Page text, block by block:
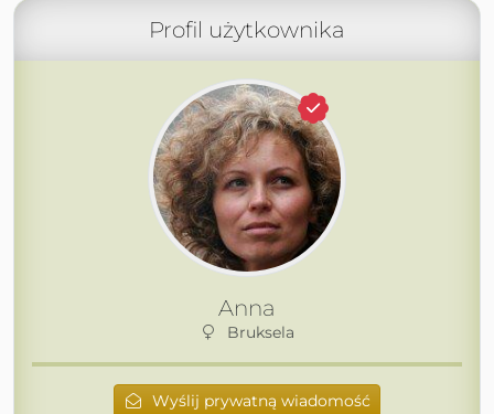
Profil użytkownika
Anna
Bruksela
Wyślij prywatną wiadomość